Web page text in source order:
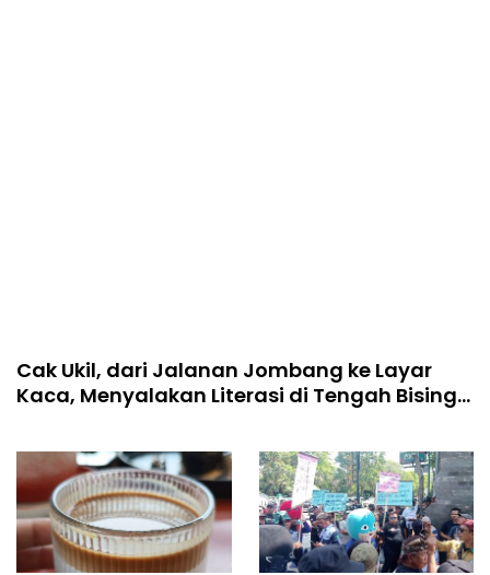
Cak Ukil, dari Jalanan Jombang ke Layar
Kaca, Menyalakan Literasi di Tengah Bising